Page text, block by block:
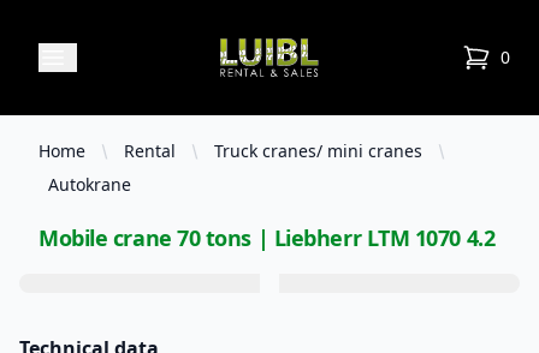
Luibl Rental & Sales 0
items
Home Rental
Truck cranes/ mini cranes
Autokrane
Mobile crane 70 tons | Liebherr LTM 1070 4.2